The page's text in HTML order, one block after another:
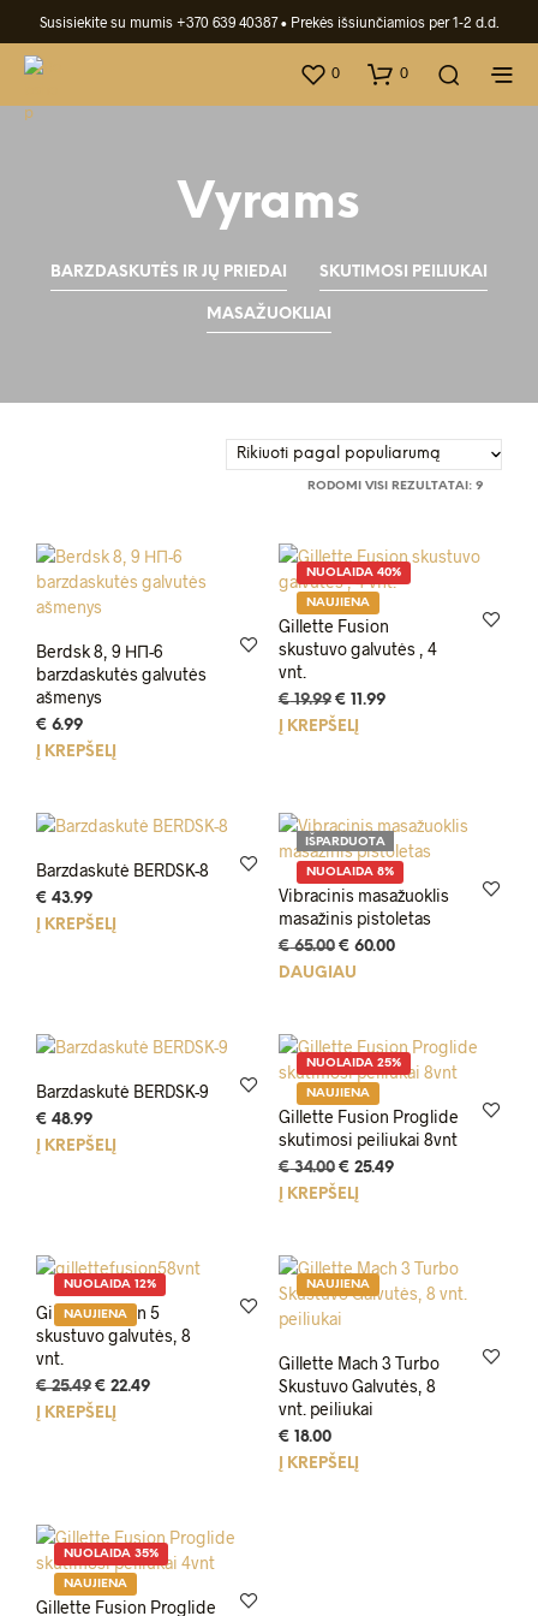
Susisiekite su mumis +370 639 40387• Prekės išsiunčiamios per 1-2 d.d.
0 0
Vyrams
BARZDASKUTĖS IR JŲ PRIEDAI SKUTIMOSI PEILIUKAI
MASAŽUOKLIAI
RODOMI VISI REZULTATAI: 9
Berdsk 8, 9 НП-6
barzdaskutės galvutės
ašmenys
€ 6.99
Į KREPŠELĮ
NUOLAIDA 40%
NAUJIENA
Gillette Fusion
skustuvo galvutės , 4
vnt.
€19.99 Original
price
€ 11.99Current
Į KREPŠELĮ
Barzdaskutė BERDSK-8
€ 43.99
Į KREPŠELĮ
IŠPARDUOTA
NUOLAIDA 8%
Vibracinis masažuoklis
masažinis pistoletas
€65.00 Original
price
€ 60.00Current
DAUGIAU
Barzdaskutė BERDSK-9
€ 48.99
Į KREPŠELĮ
NUOLAIDA 25%
NAUJIENA
Gillette Fusion Proglide
skutimosi peiliukai 8vnt
€34.00 Original
price
€ 25.49Current
Į KREPŠELĮ
NUOLAIDA 12%
NAUJIENA
Gillette Fusion 5
skustuvo galvutės, 8
vnt.
€25.49 Original
price
€ 22.49Current
Į KREPŠELĮ
NAUJIENA
Gillette Mach 3 Turbo
Skustuvo Galvutės, 8
vnt. peiliukai
€ 18.00
Į KREPŠELĮ
NUOLAIDA 35%
NAUJIENA
Gillette Fusion Proglide